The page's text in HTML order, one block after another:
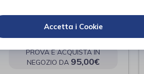
PROTEZIONE - C705
Alboland
PROVA E ACQUISTA IN
NEGOZIO DA 95,00€
Accetta i Cookie